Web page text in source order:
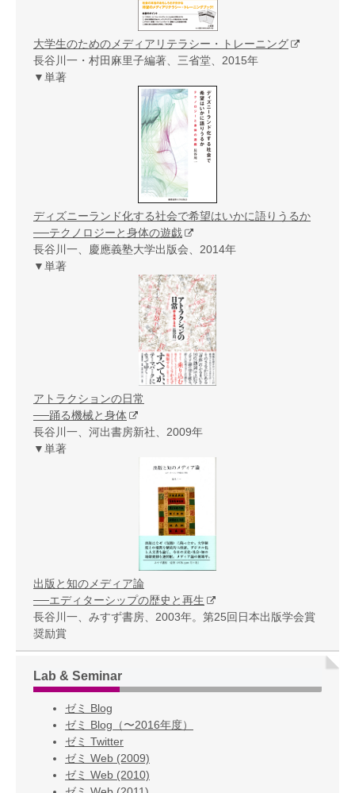
大学生のためのメディアリテラシー・トレーニング
長谷川一・村田麻里子編著、三省堂、2015年
▼単著
ディズニーランド化する社会で希望はいかに語りうるか
──テクノロジーと身体の遊戯
長谷川一、慶應義塾大学出版会、2014年
▼単著
アトラクションの日常
──踊る機械と身体
長谷川一、河出書房新社、2009年
▼単著
出版と知のメディア論
──エディターシップの歴史と再生
長谷川一、みすず書房、2003年。第25回日本出版学会賞
奨励賞
Lab & Seminar
ゼミ Blog
ゼミ Blog（〜2016年度）
ゼミ Twitter
ゼミ Web (2009)
ゼミ Web (2010)